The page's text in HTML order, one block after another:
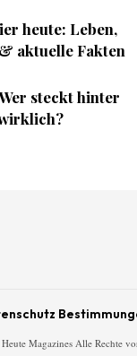
heute: Leben,
aktuelle Fakten
steckt hinter
Magazines Alle Rechte